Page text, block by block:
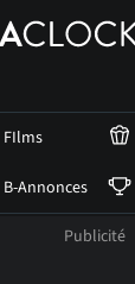
FIlms
B-Annonces